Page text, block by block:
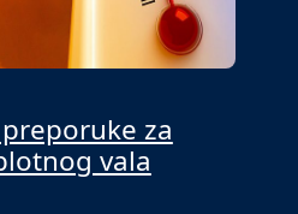
za
vala